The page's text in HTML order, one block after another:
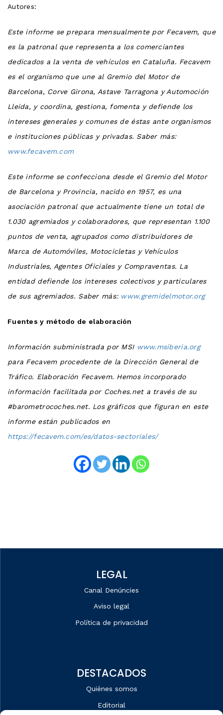
Autores:
Este informe se prepara mensualmente por Fecavem, que
es la patronal que representa a los comerciantes
dedicados a la venta de vehículos en Cataluña. Fecavem
es el organismo que une al Gremio del Motor de
Barcelona, Corve Girona, Astave Tarragona y Automoción
Lleida, y coordina, gestiona, fomenta y defiende los
intereses generales y comunes de éstas ante organismos
e instituciones públicas y privadas. Saber más:
www.fecavem.com
Este informe se confecciona desde el Gremio del Motor
de Barcelona y Provincia, nacido en 1957, es una
asociación patronal que actualmente tiene un total de
1.030 agremiados y colaboradores, que representan 1.100
puntos de venta, agrupados como distribuidores de
Marca de Automóviles, Motocicletas y Vehículos
Industriales, Agentes Oficiales y Compraventas. La
entidad defiende los intereses colectivos y particulares
de sus agremiados. Saber más:www.gremidelmotor.org
Fuentes y método de elaboración
Información subministrada por MSIwww.msiberia.org
para Fecavem procedente de la Dirección General de
Tráfico. Elaboración Fecavem. Hemos incorporado
información facilitada por Coches.net a través de su
#barometrocoches.net. Los gráficos que figuran en este
informe están publicados en
https://fecavem.com/es/datos-sectoriales/
LEGAL
Canal Denúncies
Aviso legal
Política de privacidad
DESTACADOS
Quiénes somos
Editorial